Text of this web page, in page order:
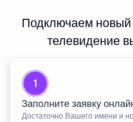
Подключаем новый
телевидение
1
Заполните заявку
Достаточно Вашего имени и